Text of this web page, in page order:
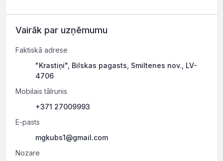
Vairāk par uzņēmumu
Faktiskā adrese
"Krastiņi", Bilskas pagasts, Smiltenes nov., LV-
4706
Mobilais tālrunis
+371 27009993
E-pasts
mgkubs1@gmail.com
Nozare